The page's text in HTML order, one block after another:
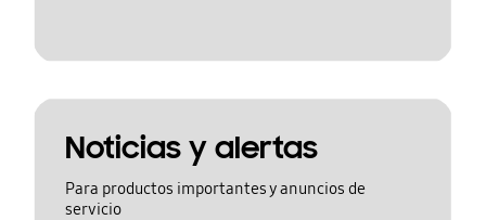
Noticias y alertas
Para productos importantes y anuncios de
servicio